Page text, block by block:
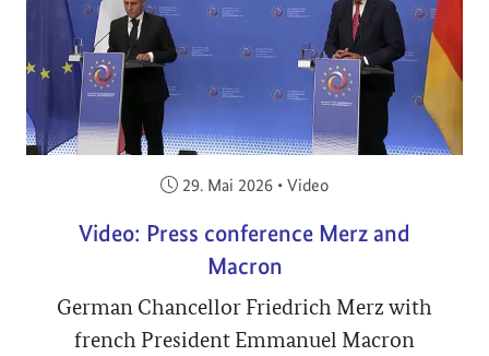
Veröffentlicht am:
29. Mai 2026 • Video
Video: Press conference Merz and
Macron
German Chancellor Friedrich Merz with
french President Emmanuel Macron